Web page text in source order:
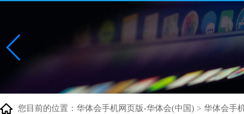
您目前的位置： 华体会手机网页版-华体会(中国) > 华体会手